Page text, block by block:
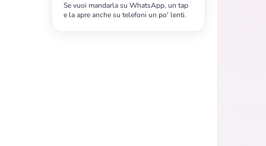
Se vuoi mandarla su WhatsApp, un tap
e la apre anche su telefoni un po' lenti.